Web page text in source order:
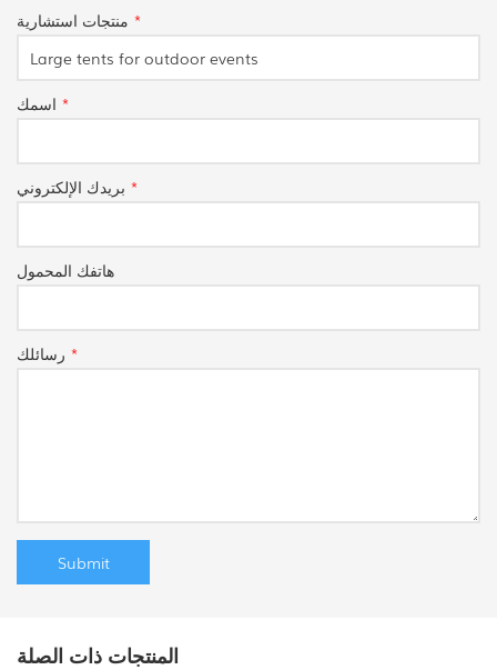
منتجات استشارية *
اسمك *
بريدك الإلكتروني *
هاتفك المحمول
رسائلك *
المنتجات ذات الصلة